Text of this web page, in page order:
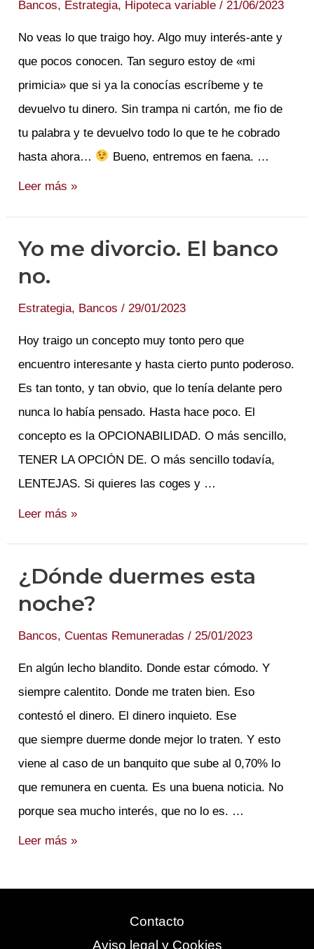
Bancos, Estrategia, Hipoteca variable / 21/06/2023
No veas lo que traigo hoy. Algo muy interés-ante y
que pocos conocen. Tan seguro estoy de «mi
primicia» que si ya la conocías escríbeme y te
devuelvo tu dinero. Sin trampa ni cartón, me fio de
tu palabra y te devuelvo todo lo que te he cobrado
hasta ahora…
Bueno, entremos en faena. …
Hoy
menos
es
más.
Leer más »
Yo me divorcio. El banco
no.
Estrategia, Bancos /29/01/2023
Hoy traigo un concepto muy tonto pero que
encuentro interesante y hasta cierto punto poderoso.
Es tan tonto, y tan obvio, que lo tenía delante pero
nunca lo había pensado. Hasta hace poco. El
concepto es la OPCIONABILIDAD. O más sencillo,
TENER LA OPCIÓN DE. O más sencillo todavía,
LENTEJAS. Si quieres las coges y …
Yo
El
banco
no.
Leer más »
¿Dónde duermes esta
noche?
Bancos,Cuentas Remuneradas / 25/01/2023
En algún lecho blandito. Donde estar cómodo. Y
siempre calentito. Donde me traten bien. Eso
contestó el dinero. El dinero inquieto. Ese
que siempre duerme donde mejor lo traten. Y esto
viene al caso de un banquito que sube al 0,70% lo
que remunera en cuenta. Es una buena noticia. No
porque sea mucho interés, que no lo es. …
¿Dónde
esta
Leer más »
Contacto
Aviso legal y Cookies